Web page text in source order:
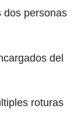
dos personas
del
roturas